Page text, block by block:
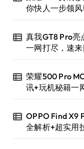
你快人一步领风
真我GT8 Pro亮
一网打尽，速来
荣耀500 Pro
讯+玩机秘籍一
OPPO Find X9
全解析+超实用